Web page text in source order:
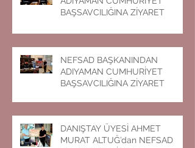
BAŞSAVCILIĞINA ZİYARET
NEFSAD BAŞKANINDAN
ADIYAMAN CUMHURİYET
BAŞSAVCILIĞINA ZİYARET
DANIŞTAY ÜYESİ AHMET
MURAT ALTUĞ’dan NEFSAD